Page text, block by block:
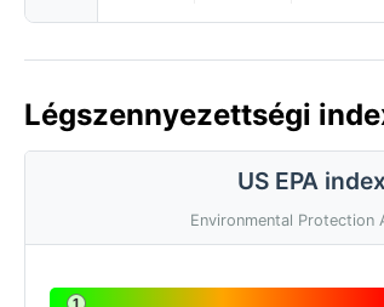
Légszennyezettségi
US EPA index
Environmental Protection
1